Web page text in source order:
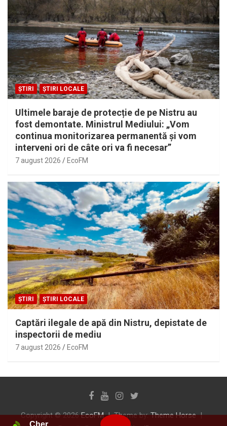
ȘTIRI ȘTIRI LOCALE
Ultimele baraje de protecție de pe Nistru au
fost demontate. Ministrul Mediului: „Vom
continua monitorizarea permanentă și vom
interveni ori de câte ori va fi necesar”
7 august 2026 EcoFM
ȘTIRI ȘTIRI LOCALE
Captări ilegale de apă din Nistru, depistate de
inspectorii de mediu
7 august 2026 EcoFM
Copyright © 2026EcoFM Theme by:Theme Horse
Cher